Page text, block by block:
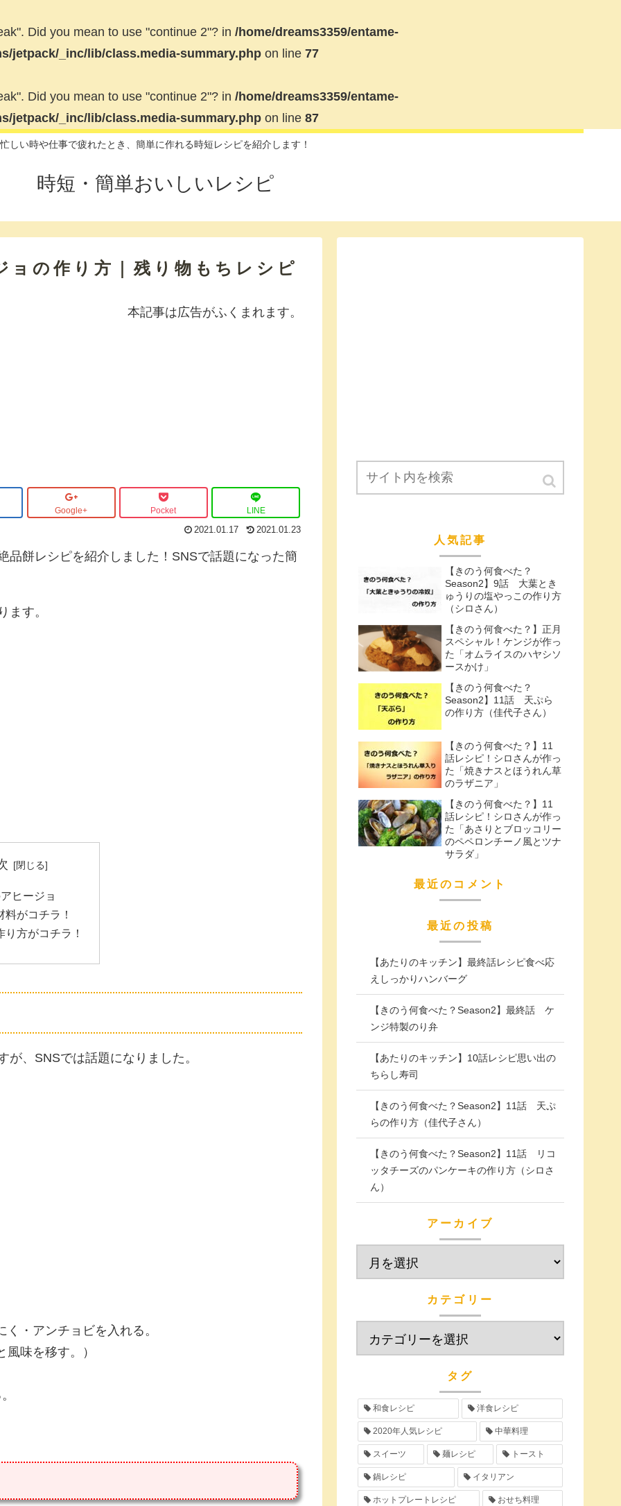
Did you mean to use "continue 2"? in /home/dreams3359/entame-
jetpack/_inc/lib/class.media-summary.php on line 77
Did you mean to use "continue 2"? in /home/dreams3359/entame-
jetpack/_inc/lib/class.media-summary.php on line 87
忙しい時や仕事で疲れたとき、簡単に作れる時短レシピを紹介します！
時短・簡単おいしいレシピ
ョの作り方｜残り物もちレシピ
本記事は広告がふくまれます。
Google+ Pocket LINE
2021.01.17 2021.01.23
品餅レシピを紹介しました！SNSで話題になった簡
ます。
ヒージョ
料がコチラ！
り方がコチラ！
、SNSでは話題になりました。
・アンチョビを入れる。
味を移す。）
人気記事
【きのう何食べた？
Season2】9話 大葉とき
ゅうりの塩やっこの作り方
（シロさん）
【きのう何食べた？】正月
スペシャル！ケンジが作っ
た「オムライスのハヤシソ
ースかけ」
【きのう何食べた？
Season2】11話 天ぷら
の作り方（佳代子さん）
【きのう何食べた？】11
話レシピ！シロさんが作っ
た「焼きナスとほうれん草
のラザニア」
【きのう何食べた？】11
話レシピ！シロさんが作っ
た「あさりとブロッコリー
のペペロンチーノ風とツナ
サラダ」
最近のコメント
最近の投稿
【あたりのキッチン】最終話レシピ食べ応
えしっかりハンバーグ
【きのう何食べた？Season2】最終話 ケ
ンジ特製のり弁
【あたりのキッチン】10話レシピ思い出の
ちらし寿司
【きのう何食べた？Season2】11話 天ぷ
らの作り方（佳代子さん）
【きのう何食べた？Season2】11話 リコ
ッタチーズのパンケーキの作り方（シロさ
ん）
アーカイブ
カテゴリー
タグ
和食レシピ 洋食レシピ
2020年人気レシピ 中華料理
スイーツ 麺レシピ トースト
鍋レシピ イタリアン
ホットプレートレシピ おせち料理